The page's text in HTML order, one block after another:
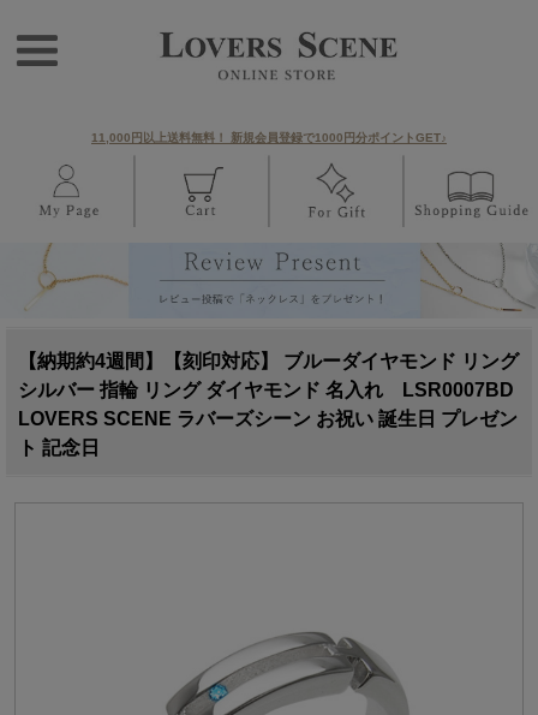
11,000円以上送料無料！ 新規会員登録で1000円分ポイントGET♪
【納期約4週間】【刻印対応】 ブルーダイヤモンド リング
シルバー 指輪 リング ダイヤモンド 名入れ LSR0007BD
LOVERS SCENE ラバーズシーン お祝い 誕生日 プレゼン
ト 記念日